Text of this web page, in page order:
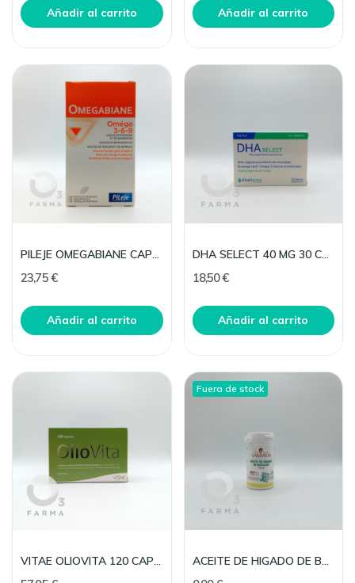
Añadir al carrito Añadir al carrito
PILEJE OMEGABIANE CAPELAN BORRAJA 100 CAPS
23,75 €
Añadir al carrito
DHA SELECT 40 MG 30 CAP VITALFA
18,50 €
Añadir al carrito
VITAE OLIOVITA 120 CAPS 500 MG
Fuera de stock
ACEITE DE HIGADO DE BACALAO + VITAMINA E ANA MAR